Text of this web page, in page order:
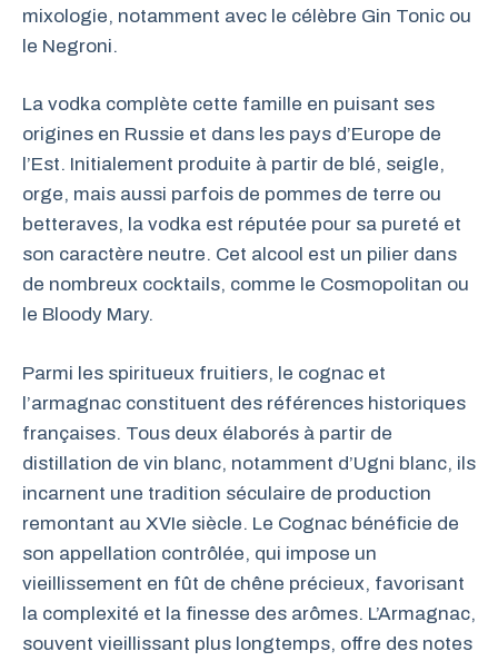
mixologie, notamment avec le célèbre Gin Tonic ou
le Negroni.
La vodka complète cette famille en puisant ses
origines en Russie et dans les pays d’Europe de
l’Est. Initialement produite à partir de blé, seigle,
orge, mais aussi parfois de pommes de terre ou
betteraves, la vodka est réputée pour sa pureté et
son caractère neutre. Cet alcool est un pilier dans
de nombreux cocktails, comme le Cosmopolitan ou
le Bloody Mary.
Parmi les spiritueux fruitiers, le cognac et
l’armagnac constituent des références historiques
françaises. Tous deux élaborés à partir de
distillation de vin blanc, notamment d’Ugni blanc, ils
incarnent une tradition séculaire de production
remontant au XVIe siècle. Le Cognac bénéficie de
son appellation contrôlée, qui impose un
vieillissement en fût de chêne précieux, favorisant
la complexité et la finesse des arômes. L’Armagnac,
souvent vieillissant plus longtemps, offre des notes